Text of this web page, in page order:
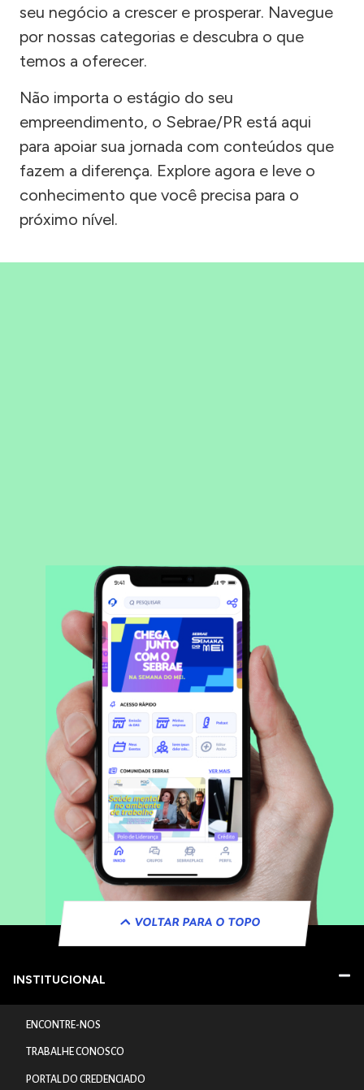
seu negócio a crescer e prosperar. Navegue
por nossas categorias e descubra o que
temos a oferecer.
Não importa o estágio do seu
empreendimento, o Sebrae/PR está aqui
para apoiar sua jornada com conteúdos que
fazem a diferença. Explore agora e leve o
conhecimento que você precisa para o
próximo nível.
VOLTAR PARA O TOPO
INSTITUCIONAL
ENCONTRE-NOS
TRABALHE CONOSCO
PORTAL DO CREDENCIADO